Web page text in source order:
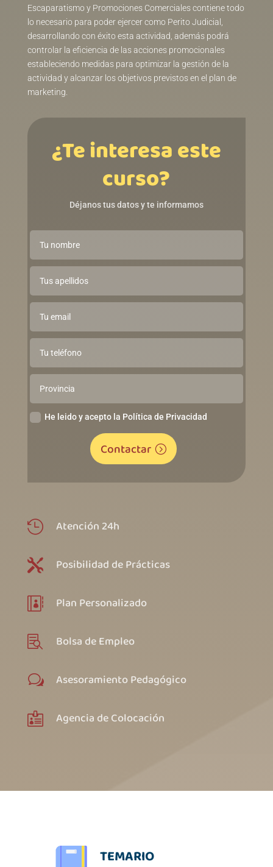
Escaparatismo y Promociones Comerciales contiene todo
lo necesario para poder ejercer como Perito Judicial,
desarrollando con éxito esta actividad, además podrá
controlar la eficiencia de las acciones promocionales
estableciendo medidas para optimizar la gestión de la
actividad y alcanzar los objetivos previstos en el plan de
marketing.
¿Te interesa este
curso?
Déjanos tus datos y te informamos
He leido y acepto la Política de Privacidad
Contactar
 Atención 24h
 Posibilidad de Prácticas
 Plan Personalizado
 Bolsa de Empleo
w Asesoramiento Pedagógico
 Agencia de Colocación
TEMARIO